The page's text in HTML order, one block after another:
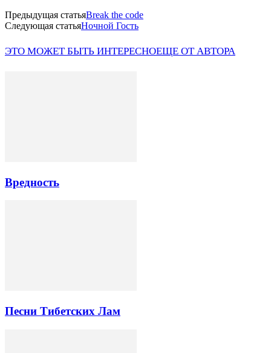
Предыдущая статьяBreak the code
Следующая статьяНочной Гость
ЭТО МОЖЕТ БЫТЬ ИНТЕРЕСНОЕЩЕ ОТ АВТОРА
Вредность
Песни Тибетских Лам